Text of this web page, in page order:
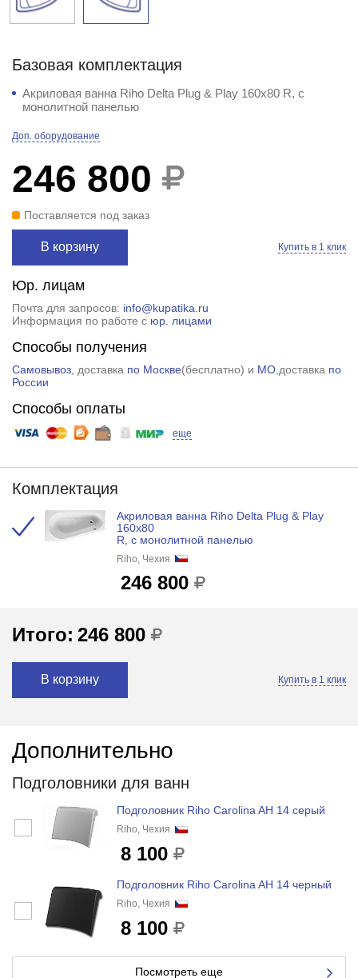
Базовая комплектация
Акриловая ванна Riho Delta Plug & Play 160x80 R, с
монолитной панелью
Доп. оборудование
246 800
Поставляется под заказ
В корзину Купить в 1 клик
Юр. лицам
Почта для запросов: info@kupatika.ru
Информация по работе с юр. лицами
Способы получения
Самовывоз, доставка по Москве(бесплатно) и МО,доставка по
России
Способы оплаты
еще
Комплектация
Акриловая ванна Riho Delta Plug & Play
160x80
R, с монолитной панелью
Riho, Чехия
246 800
Итого: 246 800
В корзину Купить в 1 клик
Дополнительно
Подголовники для ванн
Подголовник Riho Carolina AH 14 серый
Riho, Чехия
8 100
Подголовник Riho Carolina AH 14 черный
Riho, Чехия
8 100
Посмотреть еще